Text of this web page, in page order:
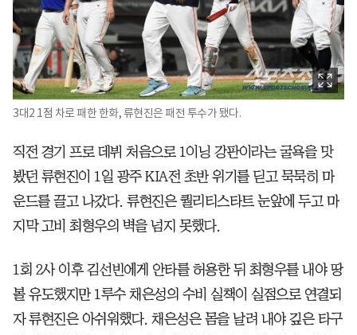
3대2 1점 차로 패한 한화, 류현진은 패전 투수가 됐다.
직전 경기 프로 데뷔 처음으로 1이닝 강판이라는 굴욕을 맛
봤던 류현진이 1일 광주 KIA전 초반 위기를 딛고 묵묵히 마
운드를 끌고 나갔다. 류현진은 퀄리티스타트 눈앞에 두고 마
지막 고비 최형우의 벽을 넘지 못했다.
1회 2사 이후 김선빈에게 안타를 허용한 뒤 최형우를 내야 땅
볼 유도했지만 1루수 채은성의 수비 실책이 실점으로 연결되
자 류현진은 아쉬워했다. 채은성은 몸을 날려 내야 깊은 타구